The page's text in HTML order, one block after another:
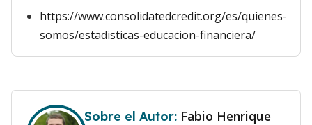
https://www.consolidatedcredit.org/es/quienes-
somos/estadisticas-educacion-financiera/
Sobre el Autor: Fabio Henrique